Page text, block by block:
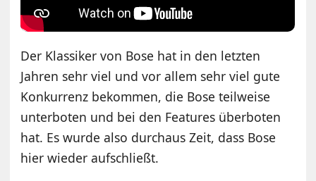
Der Klassiker von Bose hat in den letzten
Jahren sehr viel und vor allem sehr viel gute
Konkurrenz bekommen, die Bose teilweise
unterboten und bei den Features überboten
hat. Es wurde also durchaus Zeit, dass Bose
hier wieder aufschließt.